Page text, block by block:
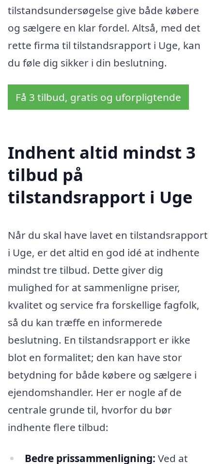
tilstandsundersøgelse give både købere
og sælgere en klar fordel. Altså, med det
rette firma til tilstandsrapport i Uge, kan
du føle dig sikker i din beslutning.
Få 3 tilbud, gratis og uforpligtende
Indhent altid mindst 3
tilbud på
tilstandsrapport i Uge
Når du skal have lavet en tilstandsrapport
i Uge, er det altid en god idé at indhente
mindst tre tilbud. Dette giver dig
mulighed for at sammenligne priser,
kvalitet og service fra forskellige fagfolk,
så du kan træffe en informerede
beslutning. En tilstandsrapport er ikke
blot en formalitet; den kan have stor
betydning for både købere og sælgere i
ejendomshandler. Her er nogle af de
centrale grunde til, hvorfor du bør
indhente flere tilbud:
Bedre prissammenligning: Ved at